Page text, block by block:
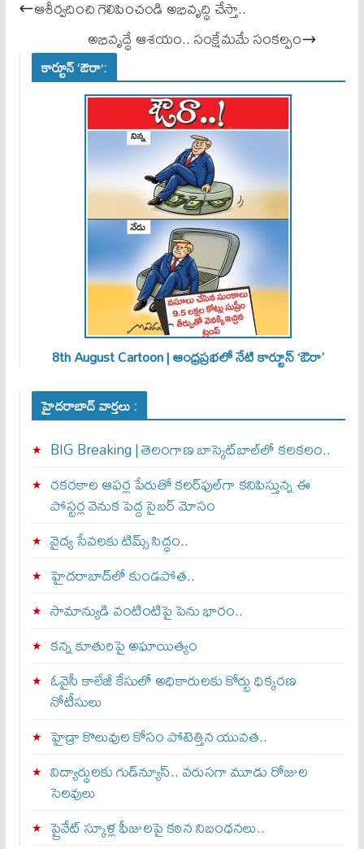
pp
ఆశీర్వదించి గెలిపించండి అభివృద్ధి చేస్తా..
అభివృద్ధే ఆశయం.. సంక్షేమమే సంకల్పం
కార్టూన్ ‘ఔరా’:
8th August Cartoon | ఆంధ్రప్రభలో నేటి కార్టూన్ ‘ఔరా’
హైదరాబాద్ వార్తలు :
BIG Breaking | తెలంగాణ బాస్కెట్‌బాల్‌లో కలకలం..
రకరకాల ఆఫర్ల పేరుతో కలర్‌ఫుల్‌గా కనిపిస్తున్న ఈ
పోస్టర్ల వెనుక పెద్ద సైబర్ మోసం
వైద్య సేవలకు టిమ్స్‌ సిద్ధం..
హైదరాబాద్‌లో కుండపోత..
సామాన్యుడి వంటింటిపై పెను భారం..
కన్న కూతురిపై అఘాయిత్యం
ఓవైసీ కాలేజీ కేసులో అధికారులకు కోర్టు ధిక్కరణ
నోటీసులు
హైడ్రా కొలువుల కోసం పోటెత్తిన యువత..
విద్యార్థులకు గుడ్‌న్యూస్.. వరుసగా మూడు రోజుల
సెలవులు
ప్రైవేట్ స్కూళ్ల ఫీజులపై కఠిన నిబంధనలు..